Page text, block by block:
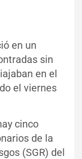
en un
sin
en el
el viernes
cinco
de la
(SGR) del